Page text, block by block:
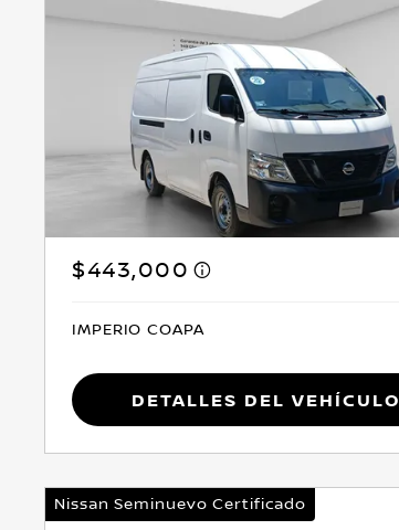
$443,000
IMPERIO COAPA
Detalles del vehículo
Nissan Seminuevo Certificado